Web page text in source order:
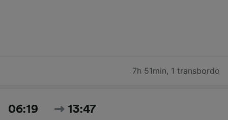
7h 51min, 1 transbordo
06:19 13:47